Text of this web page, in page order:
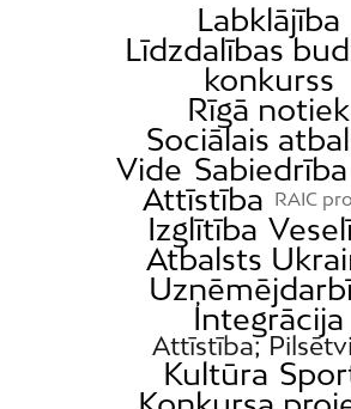
Labklājība
Līdzdalības
konkurss
Rīgā notiek
Sociālais
Vide Sabiedrība
Attīstība
RAIC
Izglītība
Atbalsts
Integrācija
Attīstība;
Kultūra